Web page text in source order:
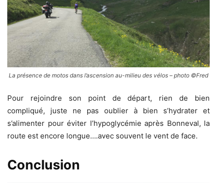
La présence de motos dans l’ascension au-milieu des vélos – photo ©Fred
Pour rejoindre son point de départ, rien de bien
compliqué, juste ne pas oublier à bien s’hydrater et
s’alimenter pour éviter l’hypoglycémie après Bonneval, la
route est encore longue….avec souvent le vent de face.
Conclusion